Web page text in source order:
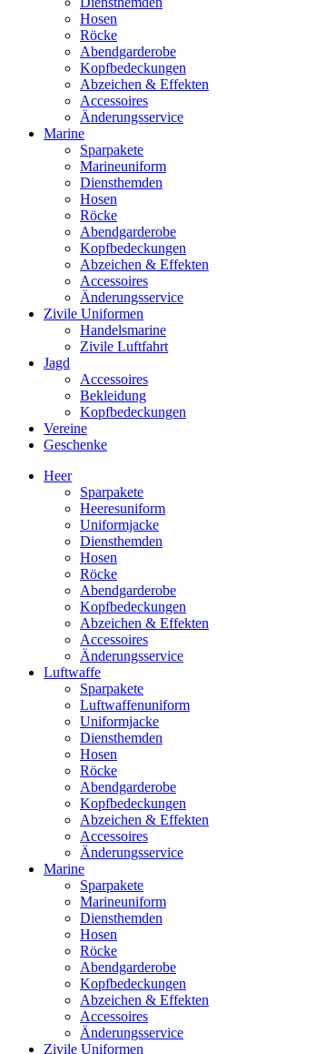
Hosen
Röcke
Abendgarderobe
Kopfbedeckungen
Abzeichen & Effekten
Accessoires
Änderungsservice
Marine
Sparpakete
Marineuniform
Diensthemden
Hosen
Röcke
Abendgarderobe
Kopfbedeckungen
Abzeichen & Effekten
Accessoires
Änderungsservice
Zivile Uniformen
Handelsmarine
Zivile Luftfahrt
Jagd
Accessoires
Bekleidung
Kopfbedeckungen
Vereine
Geschenke
Heer
Sparpakete
Heeresuniform
Uniformjacke
Diensthemden
Hosen
Röcke
Abendgarderobe
Kopfbedeckungen
Abzeichen & Effekten
Accessoires
Änderungsservice
Luftwaffe
Sparpakete
Luftwaffenuniform
Uniformjacke
Diensthemden
Hosen
Röcke
Abendgarderobe
Kopfbedeckungen
Abzeichen & Effekten
Accessoires
Änderungsservice
Marine
Sparpakete
Marineuniform
Diensthemden
Hosen
Röcke
Abendgarderobe
Kopfbedeckungen
Abzeichen & Effekten
Accessoires
Änderungsservice
Zivile Uniformen